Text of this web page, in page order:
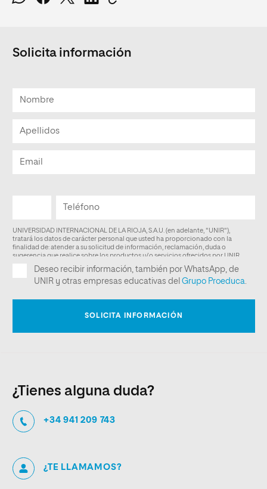
Solicita información
¿Tienes alguna duda?
+34 941 209 743
¿TE LLAMAMOS?